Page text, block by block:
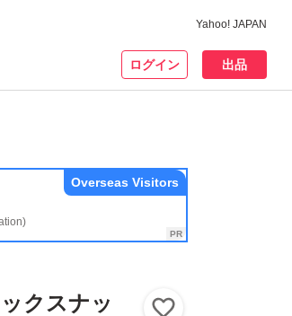
Yahoo! JAPAN
ログイン 出品
Overseas Visitors
クスナッ